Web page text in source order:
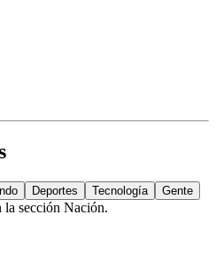
Deportes Tecnología Gente
la sección Nación.